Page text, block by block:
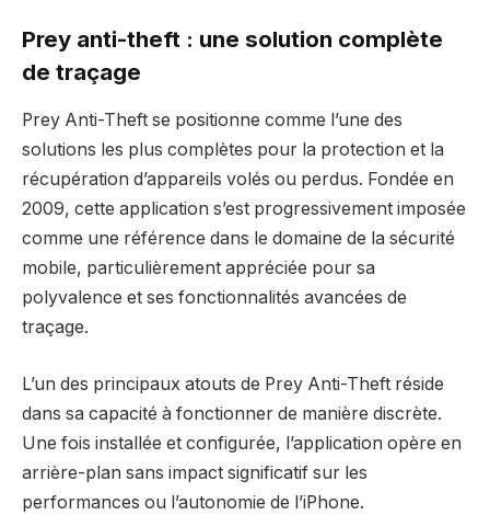
Prey anti-theft : une solution complète
de traçage
Prey Anti-Theft se positionne comme l’une des
solutions les plus complètes pour la protection et la
récupération d’appareils volés ou perdus. Fondée en
2009, cette application s’est progressivement imposée
comme une référence dans le domaine de la sécurité
mobile, particulièrement appréciée pour sa
polyvalence et ses fonctionnalités avancées de
traçage.
L’un des principaux atouts de Prey Anti-Theft réside
dans sa capacité à fonctionner de manière discrète.
Une fois installée et configurée, l’application opère en
arrière-plan sans impact significatif sur les
performances ou l’autonomie de l’iPhone.